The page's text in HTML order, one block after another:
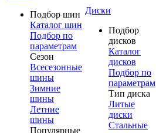
Подбор шин
Каталог шин
Подбор по
параметрам
Сезон
Всесезонные
шины
Зимние
шины
Летние
шины
Популярные
Диски
Подбор
дисков
Каталог
дисков
Подбор по
параметрам
Тип диска
Литые
диски
Стальные